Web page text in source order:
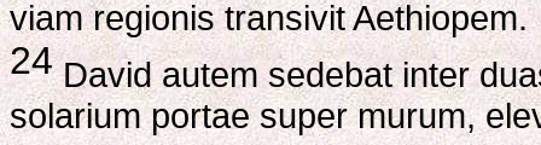
viam regionis transivit Aethiopem.
24David autem sedebat inter
solarium portae super murum,